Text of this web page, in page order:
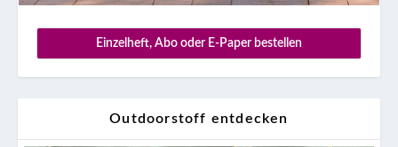
Einzelheft, Abo oder E-Paper bestellen
Outdoorstoff entdecken